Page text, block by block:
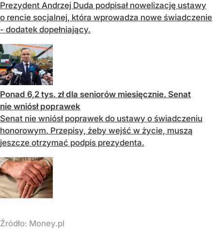
Prezydent Andrzej Duda podpisał nowelizację ustawy
o rencie socjalnej, która wprowadza nowe świadczenie
- dodatek dopełniający.
Ponad 6,2 tys. zł dla seniorów miesięcznie. Senat
nie wniósł poprawek
Senat nie wniósł poprawek do ustawy o świadczeniu
honorowym. Przepisy, żeby wejść w życie, muszą
jeszcze otrzymać podpis prezydenta.
Źródło: Money.pl